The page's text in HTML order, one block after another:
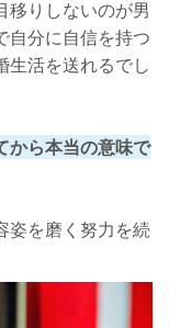
移りしないのが男
自分に自信を持つ
生活を送れるでし
から本当の意味で
姿を磨く努力を続